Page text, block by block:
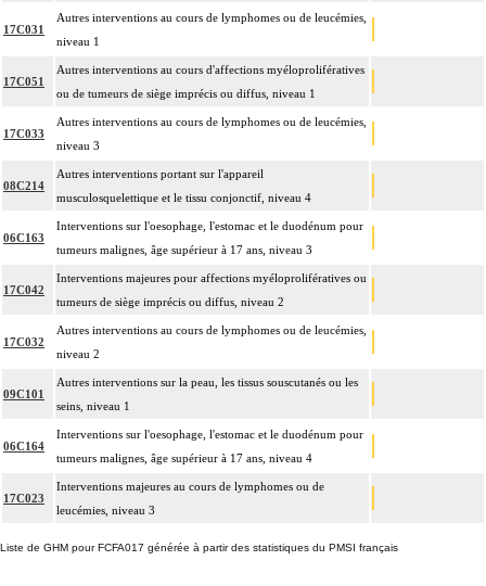
17C031
Autres interventions au cours de lymphomes ou de leucémies,
niveau 1
17C051
Autres interventions au cours d'affections myéloprolifératives
ou de tumeurs de siège imprécis ou diffus, niveau 1
17C033
Autres interventions au cours de lymphomes ou de leucémies,
niveau 3
08C214
Autres interventions portant sur l'appareil
musculosquelettique et le tissu conjonctif, niveau 4
06C163
Interventions sur l'oesophage, l'estomac et le duodénum pour
tumeurs malignes, âge supérieur à 17 ans, niveau 3
17C042
Interventions majeures pour affections myéloprolifératives ou
tumeurs de siège imprécis ou diffus, niveau 2
17C032
Autres interventions au cours de lymphomes ou de leucémies,
niveau 2
09C101
Autres interventions sur la peau, les tissus souscutanés ou les
seins, niveau 1
06C164
Interventions sur l'oesophage, l'estomac et le duodénum pour
tumeurs malignes, âge supérieur à 17 ans, niveau 4
17C023
Interventions majeures au cours de lymphomes ou de
leucémies, niveau 3
Liste de GHM pour FCFA017 générée à partir des statistiques du PMSI français